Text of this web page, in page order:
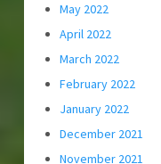
May 2022
April 2022
March 2022
February 2022
January 2022
December 2021
November 2021